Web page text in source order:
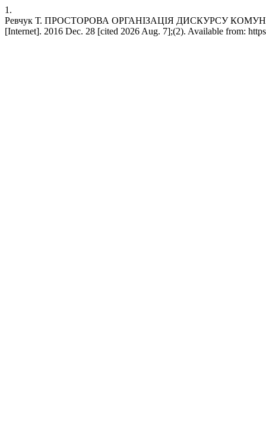
1.
Ревчук Т. ПРОСТОРОВА ОРГАНІЗАЦІЯ ДИСКУРСУ
[Internet]. 2016 Dec. 28 [cited 2026 Aug. 7];(2). Available from: